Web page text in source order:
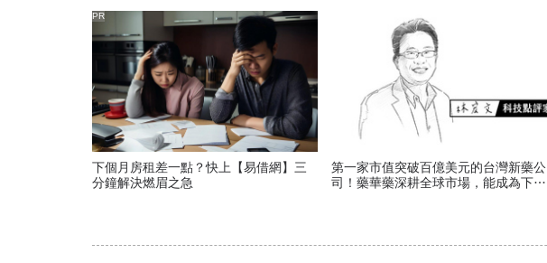
下個月房租差一點？快上【易借網】三
分鐘解決燃眉之急
PR
第一家市值突破百億美元的台灣新藥公
司！藥華藥深耕全球市場，能成為下一